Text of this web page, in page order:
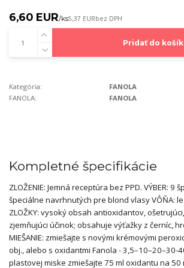
6,60 EUR/ks5,37 EURbez DPH
Pridať do
Kategória:
FANOLA
FANOLA:
FANOLA
Kompletné špecifikácie
ZLOŽENIE: Jemná receptúra ​​bez PPD. VÝBER: 9
špeciálne navrhnutých pre blond vlasy VÔŇA:
ZLOŽKY: vysoký obsah antioxidantov,
zjemňujúci účinok; obsahuje výťažky z černíc,
MIEŠANIE: zmiešajte s novými krémovými
obj., alebo s oxidantmi Fanola - 3,5–10–20–30-
plastovej miske zmiešajte 75 ml oxidantu na